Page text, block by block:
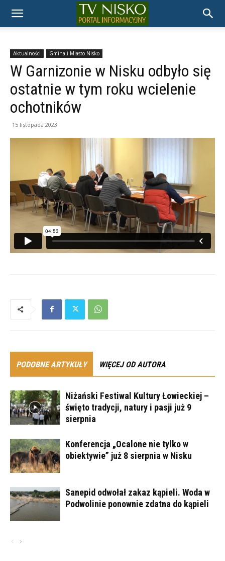
TELEWIZJA
NISKO
Aktualności Gmina i Miasto Nisko
W Garnizonie w Nisku odbyło się
ostatnie w tym roku wcielenie
ochotników
15 listopada 2023
PODOBNE ARTYKUŁY WIĘCEJ OD AUTORA
Niżański Festiwal Kultury Łowieckiej –
święto tradycji, natury i pasji już 9
sierpnia
Konferencja „Ocalone nie tylko w
obiektywie” już 8 sierpnia w Nisku
Sanepid odwołał zakaz kąpieli. Woda w
Podwolinie ponownie zdatna do kąpieli